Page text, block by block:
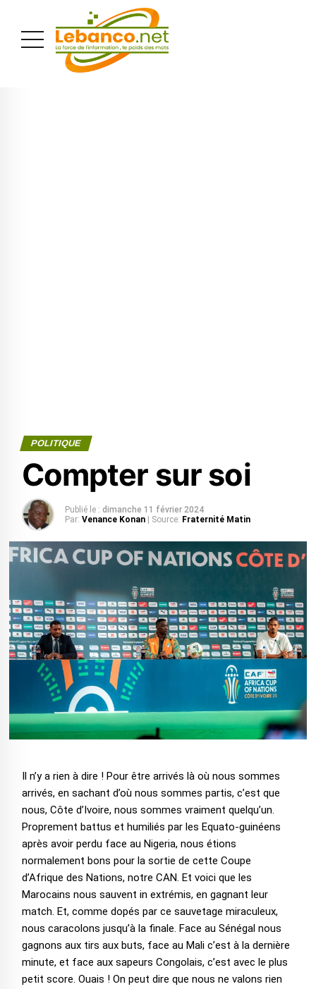
POLITIQUE
Compter sur soi
Publié le : dimanche 11 février 2024
Par: Venance Konan | Source: Fraternité Matin
Il n’y a rien à dire ! Pour être arrivés là où nous sommes
arrivés, en sachant d’où nous sommes partis, c’est que
nous, Côte d’Ivoire, nous sommes vraiment quelqu’un.
Proprement battus et humiliés par les Equato-guinéens
après avoir perdu face au Nigeria, nous étions
normalement bons pour la sortie de cette Coupe
d’Afrique des Nations, notre CAN. Et voici que les
Marocains nous sauvent in extrémis, en gagnant leur
match. Et, comme dopés par ce sauvetage miraculeux,
nous caracolons jusqu’à la finale. Face au Sénégal nous
gagnons aux tirs aux buts, face au Mali c’est à la dernière
minute, et face aux sapeurs Congolais, c’est avec le plus
petit score. Ouais ! On peut dire que nous ne valons rien